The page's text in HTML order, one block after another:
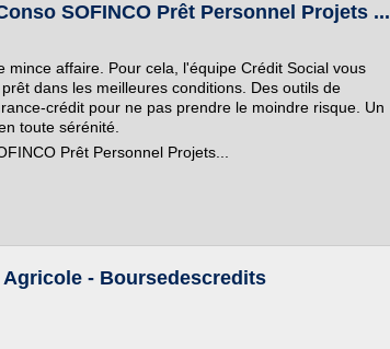
SOFINCO Prêt Personnel Projets ...
affaire. Pour cela, l'équipe Crédit Social vous
dans les meilleures conditions. Des outils de
crédit pour ne pas prendre le moindre risque. Un
toute sérénité.
Prêt Personnel Projets...
- Boursedescredits